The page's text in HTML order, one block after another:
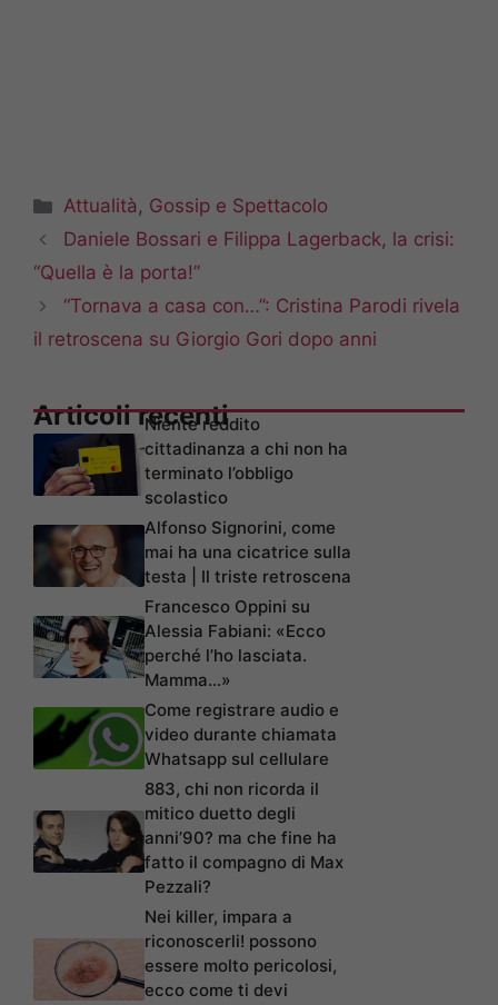
Categorie
Attualità , Gossip e Spettacolo
Daniele Bossari e Filippa Lagerback, la crisi:
“Quella è la porta!”
“Tornava a casa con…”: Cristina Parodi rivela
il retroscena su Giorgio Gori dopo anni
Articoli recenti
Niente reddito
cittadinanza a chi non ha
terminato l’obbligo
scolastico
Alfonso Signorini, come
mai ha una cicatrice sulla
testa | Il triste retroscena
Francesco Oppini su
Alessia Fabiani: «Ecco
perché l’ho lasciata.
Mamma…»
Come registrare audio e
video durante chiamata
Whatsapp sul cellulare
883, chi non ricorda il
mitico duetto degli
anni’90? ma che fine ha
fatto il compagno di Max
Pezzali?
Nei killer, impara a
riconoscerli! possono
essere molto pericolosi,
ecco come ti devi